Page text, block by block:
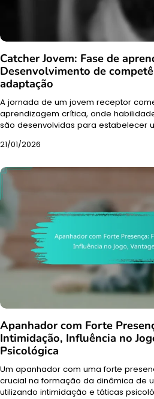
Catcher Jovem: Fase de
Desenvolvimento de
adaptação
A jornada de um jovem receptor
aprendizagem crítica, onde
são desenvolvidas para estabelecer
21/01/2026
Apanhador com Forte
Intimidação, Influência no
Psicológica
Um apanhador com uma forte
crucial na formação da dinâmica de
utilizando intimidação e táticas